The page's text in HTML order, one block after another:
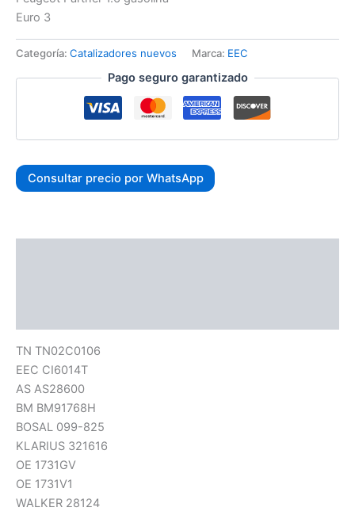
Euro 3
Categoría: Catalizadores nuevos Marca: EEC
Pago seguro garantizado
Consultar precio por WhatsApp
TN TN02C0106
EEC CI6014T
AS AS28600
BM BM91768H
BOSAL 099-825
KLARIUS 321616
OE 1731GV
OE 1731V1
WALKER 28124